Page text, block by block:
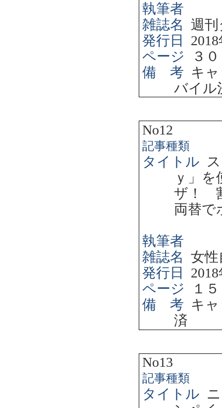
執筆者
雑誌名
週
発行日
2018
ページ
３
備 考 キ
バイル
No12
記事種類
タイトル
ｙ」
ザ！
両替で
執筆者
雑誌名 女性
発行日
2018
ページ
１
備 考 キ
済
No13
記事種類
タイトル